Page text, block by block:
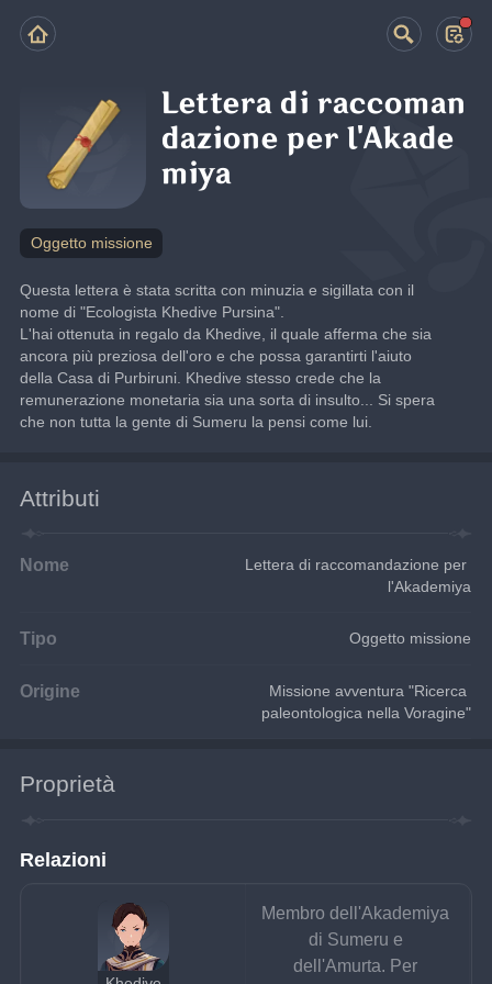
Lettera di raccoman
dazione per l'Akade
miya
Oggetto missione
Questa lettera è stata scritta con minuzia e sigillata con il
nome di "Ecologista Khedive Pursina".
L'hai ottenuta in regalo da Khedive, il quale afferma che sia
ancora più preziosa dell'oro e che possa garantirti l'aiuto
della Casa di Purbiruni. Khedive stesso crede che la
remunerazione monetaria sia una sorta di insulto... Si spera
che non tutta la gente di Sumeru la pensi come lui.
Attributi
Nome
Lettera di raccomandazione per
l'Akademiya
Tipo Oggetto missione
Origine
Missione avventura "Ricerca
paleontologica nella Voragine"
Proprietà
Relazioni
Membro dell'Akademiya
di Sumeru e
dell'Amurta. Per